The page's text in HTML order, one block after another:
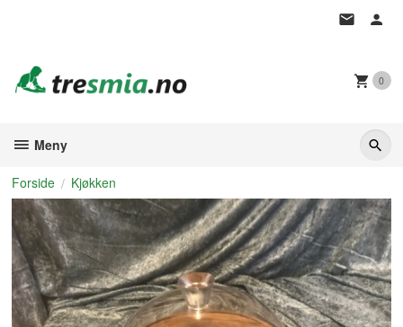
0
Meny
Forside Kjøkken